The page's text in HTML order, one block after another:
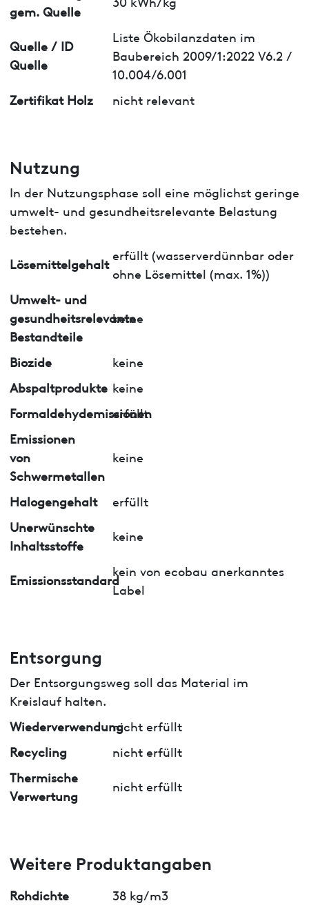
gem. Quelle
Quelle / ID
Quelle
Liste Ökobilanzdaten im
Baubereich 2009/1:2022 V6.2 /
10.004/6.001
Zertifikat Holz
nicht relevant
Nutzung
In der Nutzungsphase soll eine möglichst geringe
umwelt- und gesundheitsrelevante Belastung
bestehen.
Lösemittelgehalt
erfüllt (wasserverdünnbar oder
ohne Lösemittel (max. 1%))
Umwelt- und
gesundheitsrelevante
Bestandteile
keine
Biozide
keine
Abspaltprodukte keine
Formaldehydemissionen
erfüllt
Emissionen
von
Schwermetallen
keine
Halogengehalt
erfüllt
Unerwünschte
Inhaltsstoffe
keine
Emissionsstandard
kein von ecobau anerkanntes
Label
Entsorgung
Der Entsorgungsweg soll das Material im
Kreislauf halten.
Wiederverwendungnicht erfüllt
Recycling
nicht erfüllt
Thermische
Verwertung
nicht erfüllt
Weitere Produktangaben
Rohdichte
38 kg/m3